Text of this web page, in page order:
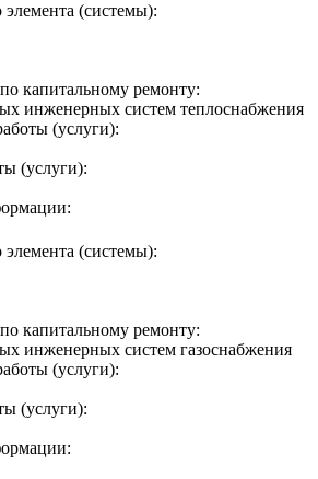
(системы):
капитальному ремонту:
инженерных систем теплоснабжения
(услуги):
(услуги):
(системы):
капитальному ремонту:
инженерных систем газоснабжения
(услуги):
(услуги):